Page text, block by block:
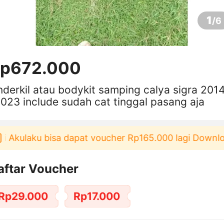
1/6
atau bodykit samping calya sigra
include sudah cat tinggal pasang aja
bisa dapat voucher Rp165.000 lagi Download
Voucher
Rp17.000